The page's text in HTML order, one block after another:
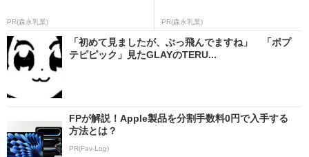
PR(森永乳業) PR(森永乳業)
「初めて見ましたが、ぶっ飛んでますね」 「ポプ
テピピック」見たGLAYのTERU...
FPが解説！Apple製品を分割手数料0円で入手する
方法とは？
PR(Fav-Log)